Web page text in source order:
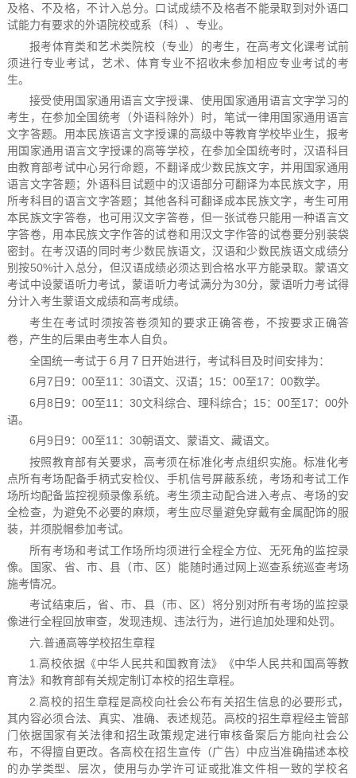
及格、不及格，不计入总分。口试成绩不及格者不能录取到对外语口
试能力有要求的外语院校或系（科）、专业。
报考体育类和艺术类院校（专业）的考生，在高考文化课考试前
须进行专业考试，艺术、体育专业不招收未参加相应专业考试的考
生。
接受使用国家通用语言文字授课、使用国家通用语言文字学习的
考生，在参加全国统考（外语科除外）时，笔试一律用国家通用语言
文字答题。用本民族语言文字授课的高级中等教育学校毕业生，报考
用国家通用语言文字授课的高等学校，在参加全国统考时，汉语科目
由教育部考试中心另行命题，不翻译成少数民族文字，并用国家通用
语言文字答题；外语科目试题中的汉语部分可翻译为本民族文字，用
所考科目的语言文字答题；其他各科可翻译成本民族文字，考生可用
本民族文字答卷，也可用汉文字答卷，但一张试卷只能用一种语言文
字答卷，用本民族文字作答的试卷和用汉文字作答的试卷要分别装袋
密封。在考汉语的同时考少数民族语文，汉语和少数民族语文成绩分
别按50%计入总分，但汉语成绩必须达到合格水平方能录取。蒙语文
考试中设蒙语听力考试，蒙语听力考试满分为30分，蒙语听力考试得
分计入考生蒙语文成绩和高考成绩。
考生在考试时须按答卷须知的要求正确答卷，不按要求正确答
卷，产生的后果由考生本人自负。
全国统一考试于６月７日开始进行，考试科目及时间安排为：
6月7日9：00至11：30语文、汉语；15：00至17：00数学。
6月8日9：00至11：30文科综合、理科综合；15：00至17：00外
语。
6月9日9：00至11：30朝语文、蒙语文、藏语文。
按照教育部有关要求，高考须在标准化考点组织实施。标准化考
点所有考场配备手柄式安检仪、手机信号屏蔽系统，考场和考试工作
场所均配备监控视频录像系统。考生须主动配合进入考点、考场的安
全检查，为避免不必要的麻烦，考生应尽量避免穿戴有金属配饰的服
装，并须脱帽参加考试。
所有考场和考试工作场所均须进行全程全方位、无死角的监控录
像。国家、省、市、县（市、区）能随时通过网上巡查系统巡查考场
施考情况。
考试结束后，省、市、县（市、区）将分别对所有考场的监控录
像进行全程回放审查，发现违规、违法行为，进行追加处理和处罚。
六.普通高等学校招生章程
1.高校依据《中华人民共和国教育法》《中华人民共和国高等教
育法》和教育部有关规定制订本校的招生章程。
2.高校的招生章程是高校向社会公布有关招生信息的必要形式，
其内容必须合法、真实、准确、表述规范。高校的招生章程经主管部
门依据国家有关法律和招生政策规定进行审核备案后方能向社会公
布，不得擅自更改。各高校在招生宣传（广告）中应当准确描述本校
的办学类型、层次，使用与办学许可证或批准文件相一致的学校名